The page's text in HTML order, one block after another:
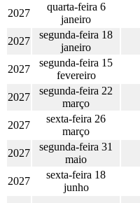
2027
quarta-feira 6
janeiro
2027
segunda-feira 18
janeiro
2027
segunda-feira 15
fevereiro
2027
segunda-feira 22
março
2027
sexta-feira 26
março
2027
segunda-feira 31
maio
2027
sexta-feira 18
junho